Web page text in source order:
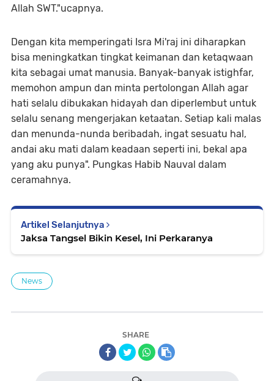
Allah SWT."ucapnya.
Dengan kita memperingati Isra Mi'raj ini diharapkan
bisa meningkatkan tingkat keimanan dan ketaqwaan
kita sebagai umat manusia. Banyak-banyak istighfar,
memohon ampun dan minta pertolongan Allah agar
hati selalu dibukakan hidayah dan diperlembut untuk
selalu senang mengerjakan ketaatan. Setiap kali malas
dan menunda-nunda beribadah, ingat sesuatu hal,
andai aku mati dalam keadaan seperti ini, bekal apa
yang aku punya". Pungkas Habib Nauval dalam
ceramahnya.
Artikel Selanjutnya
Jaksa Tangsel Bikin Kesel, Ini Perkaranya
News
SHARE